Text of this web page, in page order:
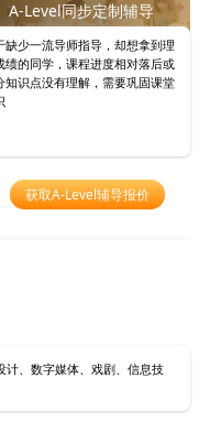
A-Level同步定制辅导
缺少一流导师指导，却想拿到理
绩的同学，课程进度相对落后或
知识点没有理解，需要巩固课堂
获取A-Level辅导报价
计、数字媒体、戏剧、信息技